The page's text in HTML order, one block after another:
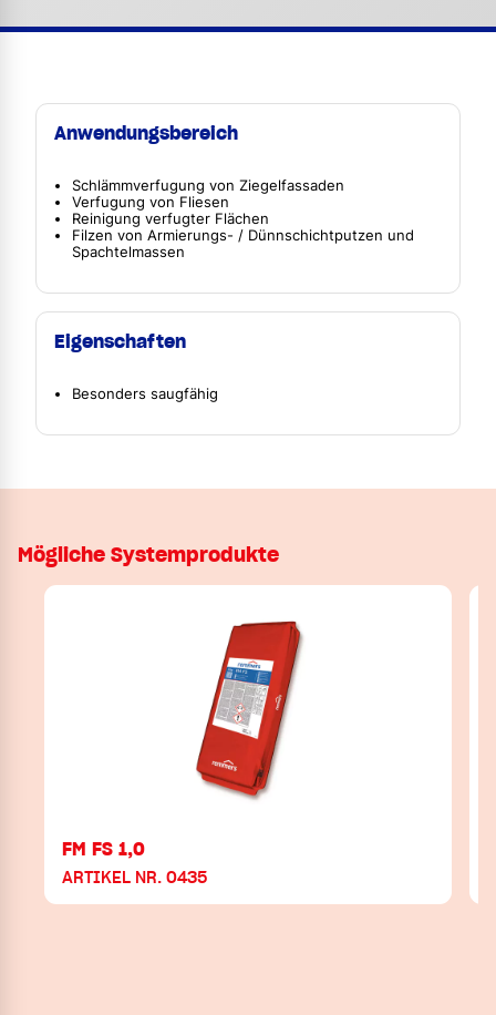
Anwendungsbereich
Schlämmverfugung von Ziegelfassaden
Verfugung von Fliesen
Reinigung verfugter Flächen
Filzen von Armierungs- / Dünnschichtputzen und
Spachtelmassen
Eigenschaften
Besonders saugfähig
Mögliche Systemprodukte
FM FS 1,0
ARTIKEL NR. 0435